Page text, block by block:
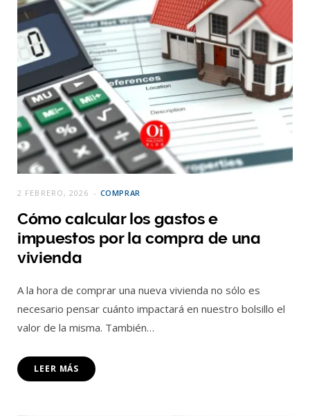
COMPRAR
2 FEBRERO, 2026
Cómo calcular los gastos e
impuestos por la compra de una
vivienda
A la hora de comprar una nueva vivienda no sólo es
necesario pensar cuánto impactará en nuestro bolsillo el
valor de la misma. También…
LEER MÁS